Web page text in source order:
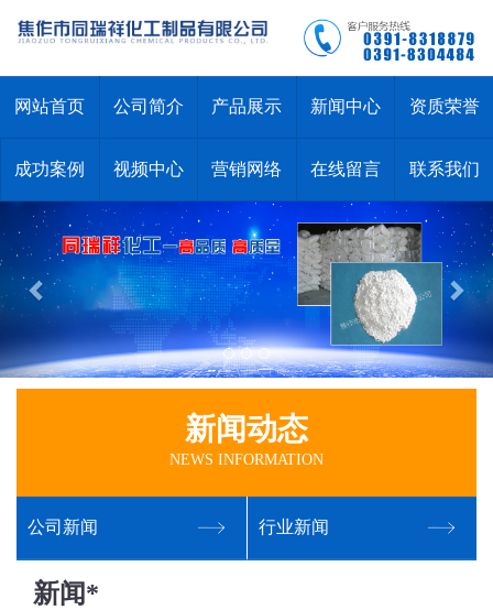
网站首页 公司简介 产品展示 新闻中心 资质荣誉
成功案例 视频中心 营销网络 在线留言 联系我们
新闻动态
NEWS INFORMATION
公司新闻 行业新闻
新闻*